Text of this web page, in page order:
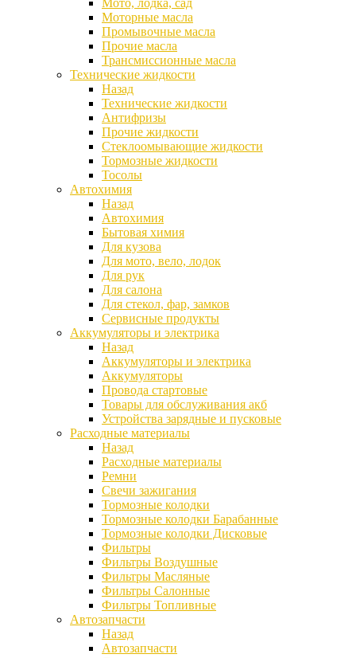
Мото, лодка, сад
Моторные масла
Промывочные масла
Прочие масла
Трансмиссионные масла
Технические жидкости
Назад
Технические жидкости
Антифризы
Прочие жидкости
Стеклоомывающие жидкости
Тормозные жидкости
Тосолы
Автохимия
Назад
Автохимия
Бытовая химия
Для кузова
Для мото, вело, лодок
Для рук
Для салона
Для стекол, фар, замков
Сервисные продукты
Аккумуляторы и электрика
Назад
Аккумуляторы и электрика
Аккумуляторы
Провода стартовые
Товары для обслуживания акб
Устройства зарядные и пусковые
Расходные материалы
Назад
Расходные материалы
Ремни
Свечи зажигания
Тормозные колодки
Тормозные колодки Барабанные
Тормозные колодки Дисковые
Фильтры
Фильтры Воздушные
Фильтры Масляные
Фильтры Салонные
Фильтры Топливные
Автозапчасти
Назад
Автозапчасти